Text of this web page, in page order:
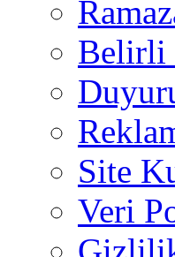
Belirli
Site
Veri